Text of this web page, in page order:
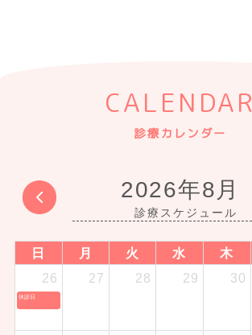
CALENDAR
診療カレンダー
2026年8月
日 月 火 水 木
26
休診日
27 28 29 30